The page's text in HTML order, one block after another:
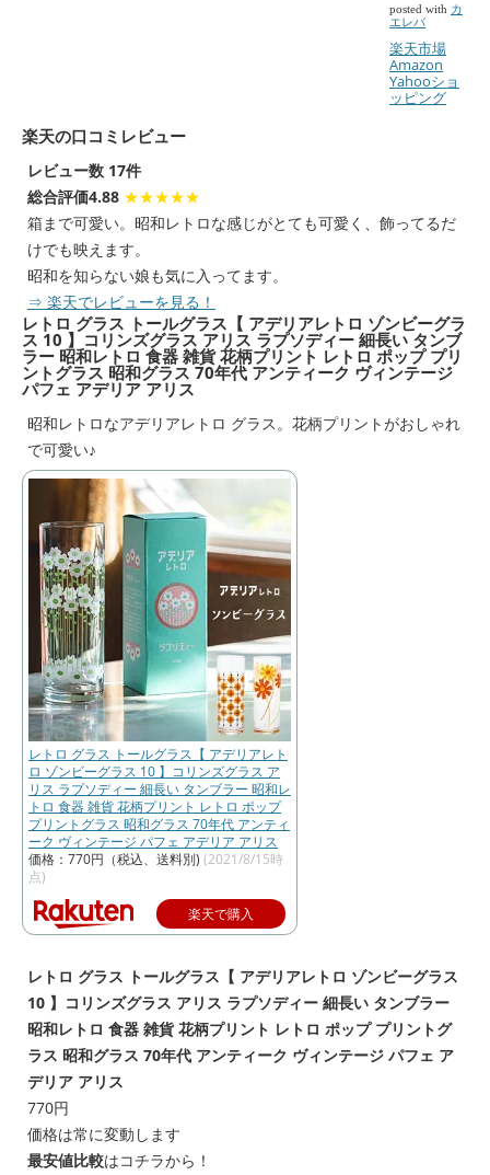
posted with カ
エレバ
楽天市場
Amazon
Yahooショ
ッピング
楽天の口コミレビュー
レビュー数 17件
総合評価4.88 ★★★★★
箱まで可愛い。昭和レトロな感じがとても可愛く、飾ってるだ
けでも映えます。
昭和を知らない娘も気に入ってます。
⇒ 楽天でレビューを見る！
レトロ グラス トールグラス【 アデリアレトロ ゾンビーグラ
ス 10 】コリンズグラス アリス ラプソディー 細長い タンブ
ラー 昭和レトロ 食器 雑貨 花柄プリント レトロ ポップ プリ
ントグラス 昭和グラス 70年代 アンティーク ヴィンテージ
パフェ アデリア アリス
昭和レトロなアデリアレトロ グラス。花柄プリントがおしゃれ
で可愛い♪
レトロ グラス トールグラス【 アデリアレト
ロ ゾンビーグラス 10 】コリンズグラス ア
リス ラプソディー 細長い タンブラー 昭和レ
トロ 食器 雑貨 花柄プリント レトロ ポップ
プリントグラス 昭和グラス 70年代 アンティ
ーク ヴィンテージ パフェ アデリア アリス
価格：770円（税込、送料別) (2021/8/15時
点)
楽天で購入
レトロ グラス トールグラス【 アデリアレトロ ゾンビーグラス
10 】コリンズグラス アリス ラプソディー 細長い タンブラー
昭和レトロ 食器 雑貨 花柄プリント レトロ ポップ プリントグ
ラス 昭和グラス 70年代 アンティーク ヴィンテージ パフェ ア
デリア アリス
770円
価格は常に変動します
最安値比較はコチラから！